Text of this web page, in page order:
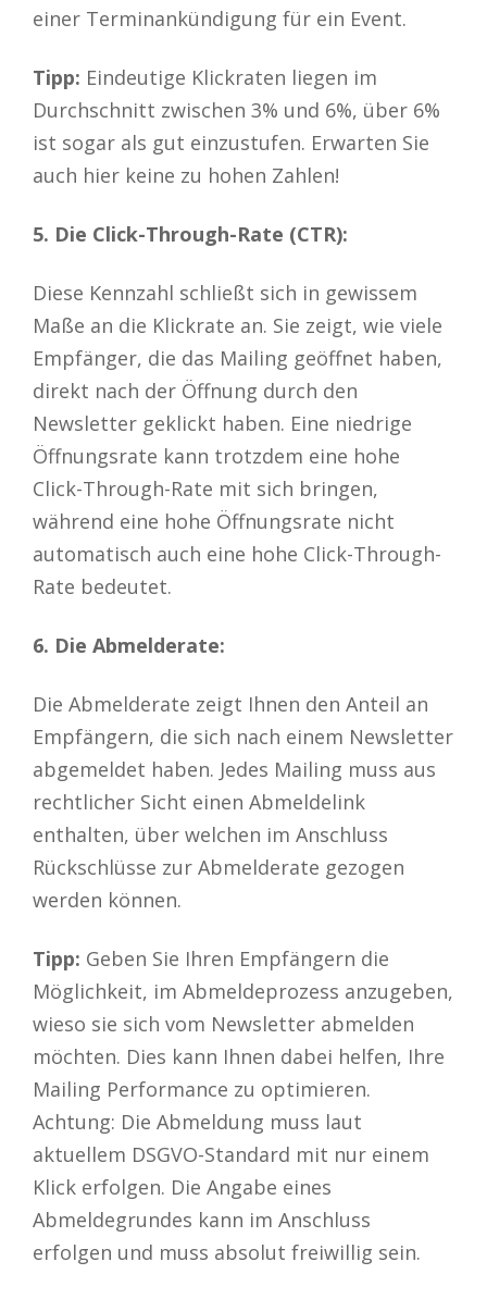
einer Terminankündigung für ein Event.
Tipp: Eindeutige Klickraten liegen im
Durchschnitt zwischen 3% und 6%, über 6%
ist sogar als gut einzustufen. Erwarten Sie
auch hier keine zu hohen Zahlen!
5. Die Click-Through-Rate (CTR):
Diese Kennzahl schließt sich in gewissem
Maße an die Klickrate an. Sie zeigt, wie viele
Empfänger, die das Mailing geöffnet haben,
direkt nach der Öffnung durch den
Newsletter geklickt haben. Eine niedrige
Öffnungsrate kann trotzdem eine hohe
Click-Through-Rate mit sich bringen,
während eine hohe Öffnungsrate nicht
automatisch auch eine hohe Click-Through-
Rate bedeutet.
6. Die Abmelderate:
Die Abmelderate zeigt Ihnen den Anteil an
Empfängern, die sich nach einem Newsletter
abgemeldet haben. Jedes Mailing muss aus
rechtlicher Sicht einen Abmeldelink
enthalten, über welchen im Anschluss
Rückschlüsse zur Abmelderate gezogen
werden können.
Tipp: Geben Sie Ihren Empfängern die
Möglichkeit, im Abmeldeprozess anzugeben,
wieso sie sich vom Newsletter abmelden
möchten. Dies kann Ihnen dabei helfen, Ihre
Mailing Performance zu optimieren.
Achtung: Die Abmeldung muss laut
aktuellem DSGVO-Standard mit nur einem
Klick erfolgen. Die Angabe eines
Abmeldegrundes kann im Anschluss
erfolgen und muss absolut freiwillig sein.